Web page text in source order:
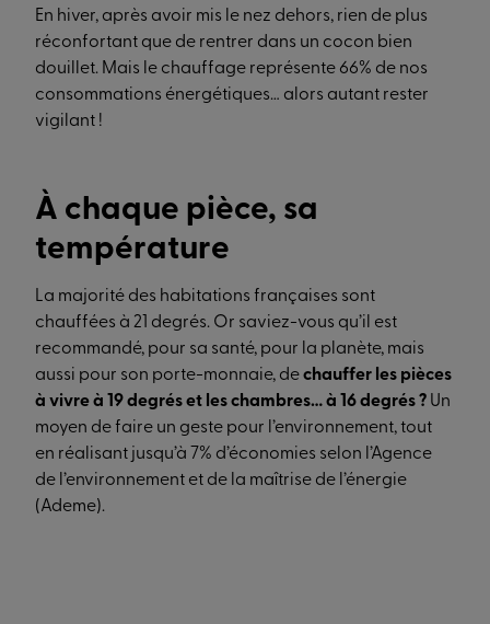
En hiver, après avoir mis le nez dehors, rien de plus
réconfortant que de rentrer dans un cocon bien
douillet. Mais le chauffage représente 66% de nos
consommations énergétiques… alors autant rester
vigilant !
À chaque pièce, sa
température
La majorité des habitations françaises sont
chauffées à 21 degrés. Or saviez-vous qu’il est
recommandé, pour sa santé, pour la planète, mais
aussi pour son porte-monnaie, dechauffer les pièces
à vivre à 19 degrés et les chambres… à 16 degrés ? Un
moyen de faire un geste pour l’environnement, tout
en réalisant jusqu’à 7% d’économies selon l’Agence
de l’environnement et de la maîtrise de l’énergie
(Ademe).